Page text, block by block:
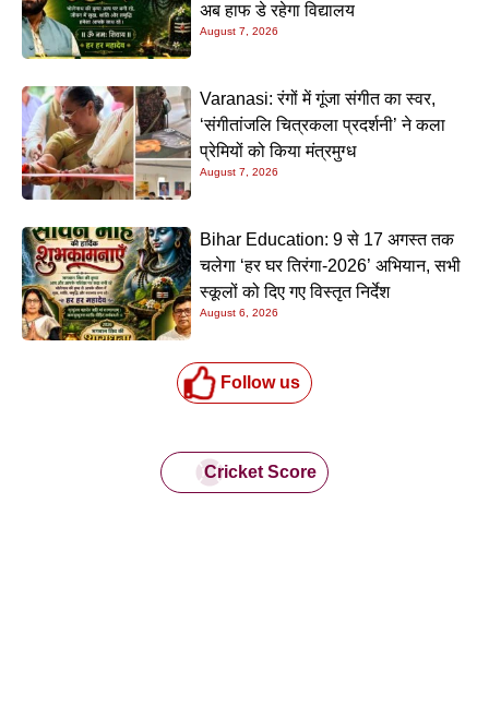
अब हाफ डे रहेगा विद्यालय
August 7, 2026
Varanasi: रंगों में गूंजा संगीत का स्वर,
‘संगीतांजलि चित्रकला प्रदर्शनी’ ने कला
प्रेमियों को किया मंत्रमुग्ध
August 7, 2026
Bihar Education: 9 से 17 अगस्त तक
चलेगा ‘हर घर तिरंगा-2026’ अभियान, सभी
स्कूलों को दिए गए विस्तृत निर्देश
August 6, 2026
Follow us
Cricket Score